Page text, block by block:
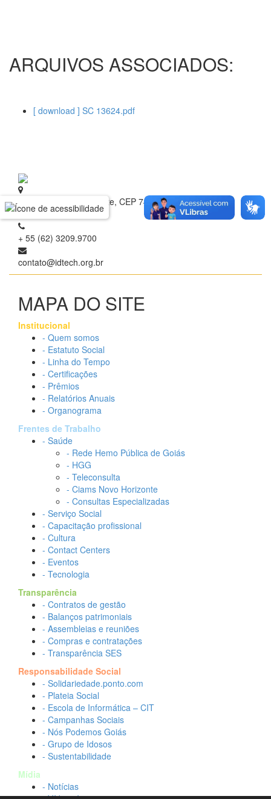
ARQUIVOS ASSOCIADOS:
[ download ] SC 13624.pdf
Rua 1 nº 60, Setor Oeste, CEP 74.115-040
Goiânia - Goiás
+ 55 (62) 3209.9700
contato@idtech.org.br
MAPA DO SITE
Institucional
- Quem somos
- Estatuto Social
- Linha do Tempo
- Certificações
- Prêmios
- Relatórios Anuais
- Organograma
Frentes de Trabalho
- Saúde
- Rede Hemo Pública de Goiás
- HGG
- Teleconsulta
- Ciams Novo Horizonte
- Consultas Especializadas
- Serviço Social
- Capacitação profissional
- Cultura
- Contact Centers
- Eventos
- Tecnologia
Transparência
- Contratos de gestão
- Balanços patrimoniais
- Assembleias e reuniões
- Compras e contratações
- Transparência SES
Responsabilidade Social
- Solidariedade.ponto.com
- Plateia Social
- Escola de Informática – CIT
- Campanhas Sociais
- Nós Podemos Goiás
- Grupo de Idosos
- Sustentabilidade
Mídia
- Notícias